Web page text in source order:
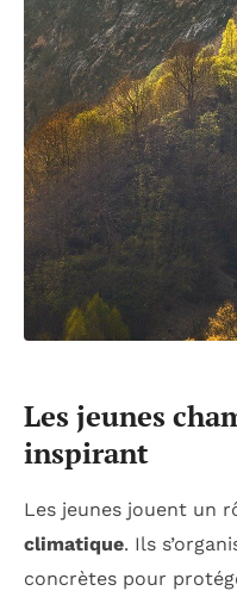
Les jeunes
inspirant
Les jeunes jouent un
climatique. Ils
concrètes pour